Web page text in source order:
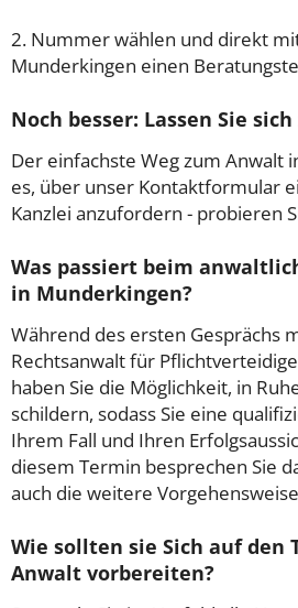
2. Nummer wählen und direkt
Munderkingen einen
Noch besser: Lassen Sie
Der einfachste Weg zum Anwalt
es, über unser Kontaktformular
Kanzlei anzufordern - probieren
Was passiert beim
in Munderkingen?
Während des ersten Gesprächs
Rechtsanwalt für
haben Sie die Möglichkeit, in
schildern, sodass Sie eine
Ihrem Fall und Ihren
diesem Termin besprechen Sie
auch die weitere
Wie sollten sie Sich auf den
Anwalt vorbereiten?